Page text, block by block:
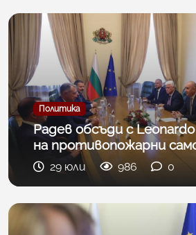
Политика
Радев обсъди с
на противопожарни
29 юли 986 0